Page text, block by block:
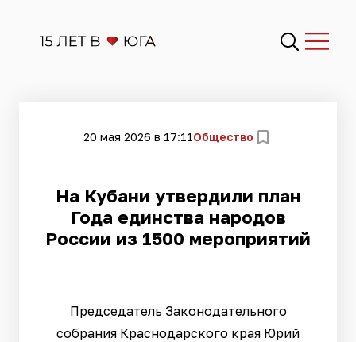
20 мая 2026 в 17:11Общество
На Кубани утвердили план
Года единства народов
России из 1500 мероприятий
Председатель Законодательного
собрания Краснодарского края Юрий